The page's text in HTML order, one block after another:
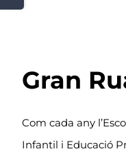
Gran
Com cada any
Infantil i Educació
Sliding